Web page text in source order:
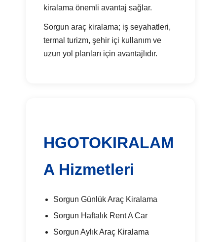
kiralama önemli avantaj sağlar.
Sorgun araç kiralama; iş seyahatleri,
termal turizm, şehir içi kullanım ve
uzun yol planları için avantajlıdır.
HGOTOKIRALAM
A Hizmetleri
Sorgun Günlük Araç Kiralama
Sorgun Haftalık Rent A Car
Sorgun Aylık Araç Kiralama